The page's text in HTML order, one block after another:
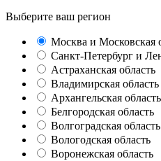
Выберите ваш регион
Москва и Московская
Санкт-Петербург и
Астраханская область
Владимирская область
Архангельская область
Белгородская область
Волгоградская область
Вологодская область
Воронежская область